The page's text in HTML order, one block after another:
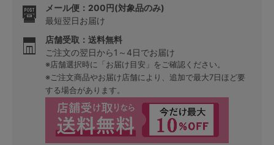
メール便：200円(対象品のみ)
最短翌日お届け
店舗受取：送料無料
ご注文の翌日から1～4日でお届け
※店舗選択時に「お届け目安」をご確認ください。
※ご注文商品やお届け店舗により、追加で最大7日ほど要
する場合があります。